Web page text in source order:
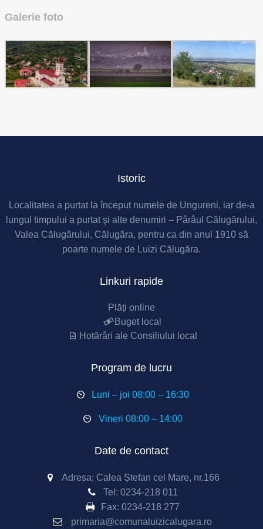
Galerie foto
Istoric
Localitatea a purtat la început numele de Ungureni, iar de-a
lungul timpului a purtat şi alte denumiri – Pârâul Călugărului,
Valea Călugărului, Călugăra, pentru ca din anul 1910 să
poarte numele de Luizi Călugăra.
Linkuri rapide
Plăți online
Buget local
Hotărâri ale Consiliului local
Program de lucru
Luni – joi 08:00 – 16:30
Vineri 08:00 – 14:00
Date de contact
Adresa: Calea Ștefan cel Mare, nr.166
Tel: 0234-218 011
Fax: 0234-218 277
primaria@comunaluizicalugara.ro